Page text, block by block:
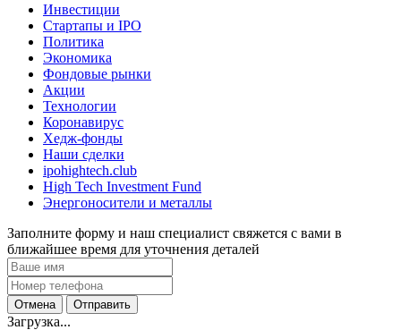
Инвестиции
Стартапы и IPO
Политика
Экономика
Фондовые рынки
Акции
Технологии
Коронавирус
Хедж-фонды
Наши сделки
ipohightech.club
High Tech Investment Fund
Энергоносители и металлы
Заполните форму и наш специалист свяжется с вами в
ближайшее время для уточнения деталей
Отмена Отправить
Загрузка...